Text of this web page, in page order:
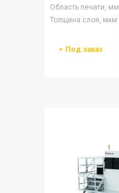
Область печати, мм
Толщина слоя, мкм
Под заказ